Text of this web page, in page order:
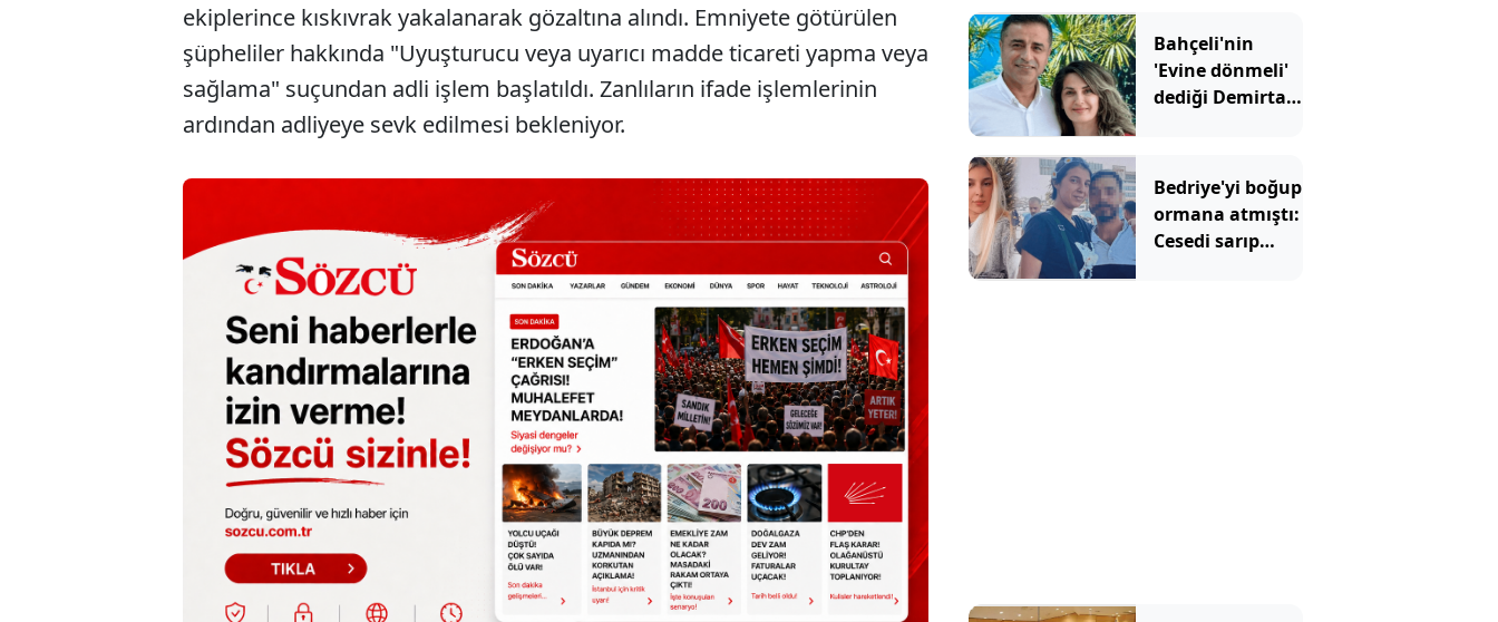
ekiplerince kıskıvrak yakalanarak gözaltına alındı. Emniyete götürülen
şüpheliler hakkında "Uyuşturucu veya uyarıcı madde ticareti yapma veya
sağlama" suçundan adli işlem başlatıldı. Zanlıların ifade işlemlerinin
ardından adliyeye sevk edilmesi bekleniyor.
Bahçeli'nin
'Evine dönmeli'
dediği Demirtaş
şaşırtan sözler
Bedriye'yi boğup
ormana atmıştı:
Cesedi sarıp